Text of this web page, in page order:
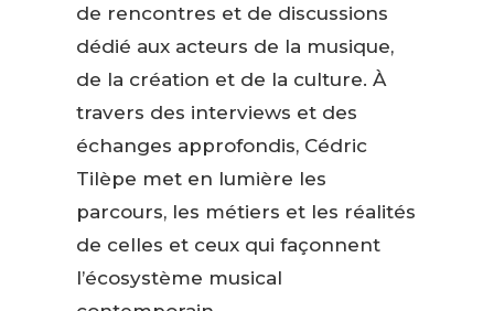
de rencontres et de discussions
dédié aux acteurs de la musique,
de la création et de la culture. À
travers des interviews et des
échanges approfondis, Cédric
Tilèpe met en lumière les
parcours, les métiers et les réalités
de celles et ceux qui façonnent
l’écosystème musical